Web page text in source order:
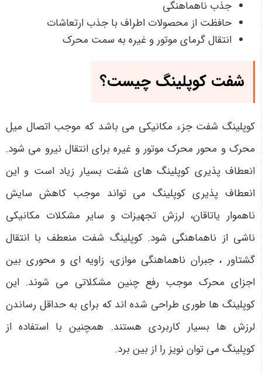
جذب ناهماهنگی
حافظت از محصولات اطراف با جذب ارتعاشات
انتقال گرمای موتور و غیره به سمت محرک
شفت کوپلینگ چیست؟
کوپلینگ شفت جزء مکانیکی می باشد که موجب اتصال میل
محرک و محور محرک موتور و غیره برای انتقال نیرو می شود.
انعطاف پذیری کوپلینگ ‌های شفت بسیار زیاد است و این
انعطاف پذیری کوپلینگ می تواند موجب کاهش سایش
ناهموار یاتاقان، لرزش تجهیزات و سایر مشکلات مکانیکی
ناشی از ناهماهنگی شود. کوپلینگ‌ شفت منعطف با انتقال
گشتاور ، جبران ناهماهنگی موازی، زاویه‌ ای و محوری بین
اجزای محرک موجب رفع چنین مشکلاتی می شوند. این
کوپلینگ ها طوری طراحی شده اند که برای به حداقل رساندن
لرزش ها بسیار کاربردی هستند. همچنین با استفاده از
کوپلینگ می توان نویز را از بین برد.